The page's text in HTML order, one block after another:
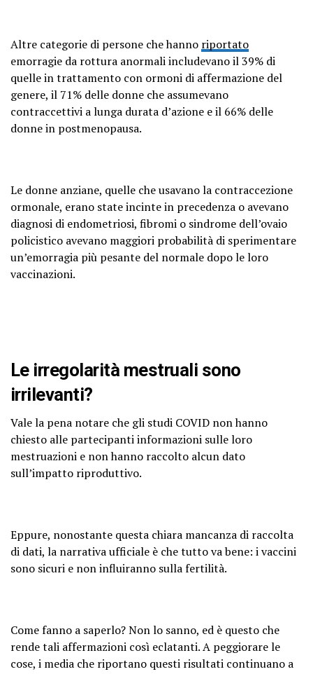
Altre categorie di persone che hanno riportato
emorragie da rottura anormali includevano il 39% di
quelle in trattamento con ormoni di affermazione del
genere, il 71% delle donne che assumevano
contraccettivi a lunga durata d’azione e il 66% delle
donne in postmenopausa.
Le donne anziane, quelle che usavano la contraccezione
ormonale, erano state incinte in precedenza o avevano
diagnosi di endometriosi, fibromi o sindrome dell’ovaio
policistico avevano maggiori probabilità di sperimentare
un’emorragia più pesante del normale dopo le loro
vaccinazioni.
Le irregolarità mestruali sono
irrilevanti?
Vale la pena notare che gli studi COVID non hanno
chiesto alle partecipanti informazioni sulle loro
mestruazioni e non hanno raccolto alcun dato
sull’impatto riproduttivo.
Eppure, nonostante questa chiara mancanza di raccolta
di dati, la narrativa ufficiale è che tutto va bene: i vaccini
sono sicuri e non influiranno sulla fertilità.
Come fanno a saperlo? Non lo sanno, ed è questo che
rende tali affermazioni così eclatanti. A peggiorare le
cose, i media che riportano questi risultati continuano a